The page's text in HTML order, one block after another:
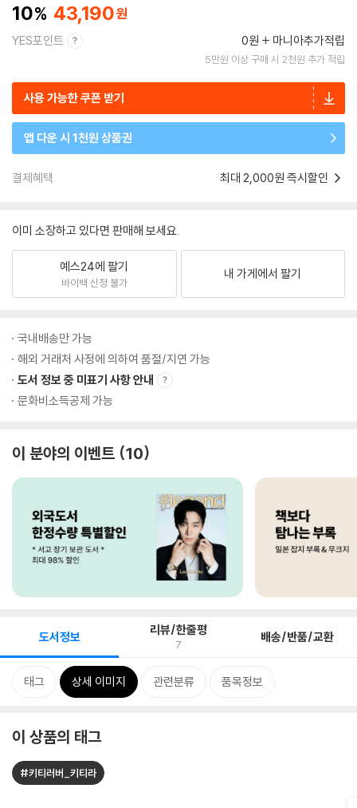
10 43,190
YES포인트 0원 마니아추가적립
5만원 이상 구매 시 2천원 추가 적립
사용 가능한 쿠폰 받기
앱 다운 시 1천원 상품권
결제혜택 최대 2,000원 즉시할인
이미 소장하고 있다면 판매해 보세요.
예스24에 팔기
바이백 신청 불가
내 가게에서 팔기
국내배송만 가능
해외 거래처 사정에 의하여 품절/지연 가능
도서 정보 중 미표기 사항 안내
문화비소득공제 가능
이 분야의 이벤트 10
도서정보 리뷰/한줄평
7 배송/반품/교환
태그 상세 이미지 관련분류 품목정보
이 상품의 태그
#키티러버_키티라